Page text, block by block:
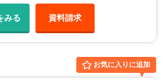
みる 資料請求
お気に入りに追加